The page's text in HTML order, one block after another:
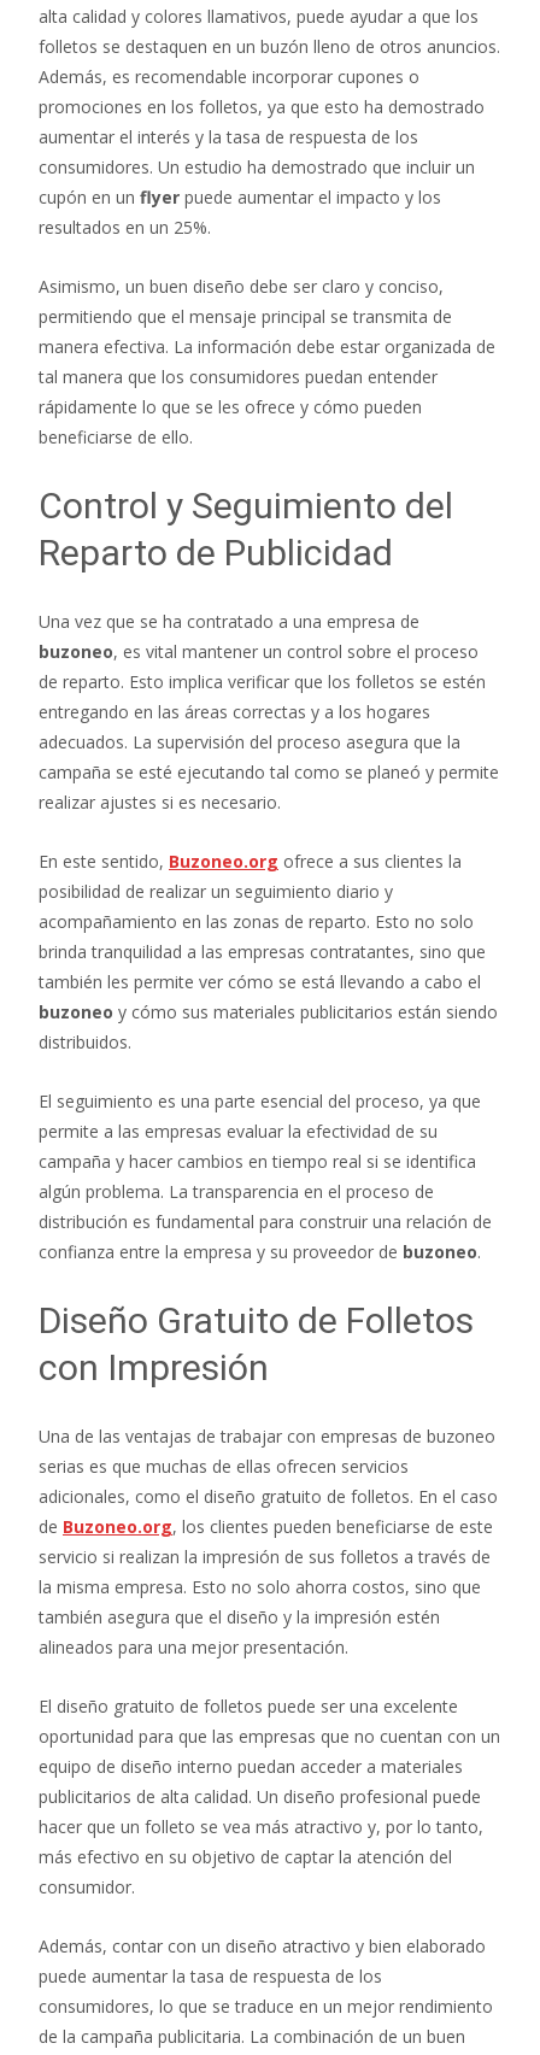
alta calidad y colores llamativos, puede ayudar a que los
folletos se destaquen en un buzón lleno de otros anuncios.
Además, es recomendable incorporar cupones o
promociones en los folletos, ya que esto ha demostrado
aumentar el interés y la tasa de respuesta de los
consumidores. Un estudio ha demostrado que incluir un
cupón en un flyer puede aumentar el impacto y los
resultados en un 25%.
Asimismo, un buen diseño debe ser claro y conciso,
permitiendo que el mensaje principal se transmita de
manera efectiva. La información debe estar organizada de
tal manera que los consumidores puedan entender
rápidamente lo que se les ofrece y cómo pueden
beneficiarse de ello.
Control y Seguimiento del
Reparto de Publicidad
Una vez que se ha contratado a una empresa de
buzoneo, es vital mantener un control sobre el proceso
de reparto. Esto implica verificar que los folletos se estén
entregando en las áreas correctas y a los hogares
adecuados. La supervisión del proceso asegura que la
campaña se esté ejecutando tal como se planeó y permite
realizar ajustes si es necesario.
En este sentido, Buzoneo.org ofrece a sus clientes la
posibilidad de realizar un seguimiento diario y
acompañamiento en las zonas de reparto. Esto no solo
brinda tranquilidad a las empresas contratantes, sino que
también les permite ver cómo se está llevando a cabo el
buzoneo y cómo sus materiales publicitarios están siendo
distribuidos.
El seguimiento es una parte esencial del proceso, ya que
permite a las empresas evaluar la efectividad de su
campaña y hacer cambios en tiempo real si se identifica
algún problema. La transparencia en el proceso de
distribución es fundamental para construir una relación de
confianza entre la empresa y su proveedor de buzoneo.
Diseño Gratuito de Folletos
con Impresión
Una de las ventajas de trabajar con empresas de buzoneo
serias es que muchas de ellas ofrecen servicios
adicionales, como el diseño gratuito de folletos. En el caso
de Buzoneo.org, los clientes pueden beneficiarse de este
servicio si realizan la impresión de sus folletos a través de
la misma empresa. Esto no solo ahorra costos, sino que
también asegura que el diseño y la impresión estén
alineados para una mejor presentación.
El diseño gratuito de folletos puede ser una excelente
oportunidad para que las empresas que no cuentan con un
equipo de diseño interno puedan acceder a materiales
publicitarios de alta calidad. Un diseño profesional puede
hacer que un folleto se vea más atractivo y, por lo tanto,
más efectivo en su objetivo de captar la atención del
consumidor.
Además, contar con un diseño atractivo y bien elaborado
puede aumentar la tasa de respuesta de los
consumidores, lo que se traduce en un mejor rendimiento
de la campaña publicitaria. La combinación de un buen